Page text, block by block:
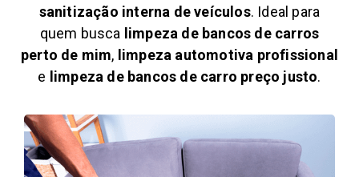
sanitização interna de veículos. Ideal para
quem busca limpeza de bancos de carros
perto de mim, limpeza automotiva profissional
e limpeza de bancos de carro preço justo.